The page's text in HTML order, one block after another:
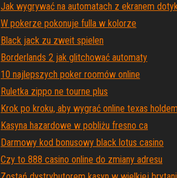
Jak wygrywać na automatach z ekranem
W pokerze pokonuje fulla w kolorze
Black jack zu zweit spielen
Borderlands 2 jak glitchować automaty
10 najlepszych poker roomów online
Ruletka zippo ne tourne plus
Krok po kroku, aby wygrać online texas
Kasyna hazardowe w pobliżu fresno ca
Darmowy kod bonusowy black lotus casino
Czy to 888 casino online do zmiany adresu